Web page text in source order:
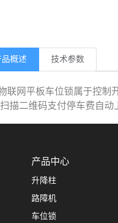
品概述 技术参数
网平板车位锁属于控制开
描二维码支付停车费自动
产品中心
升降柱
路障机
车位锁